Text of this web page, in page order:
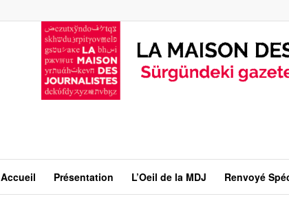
Accueil Présentation L’Oeil de la MDJ Renvoyé